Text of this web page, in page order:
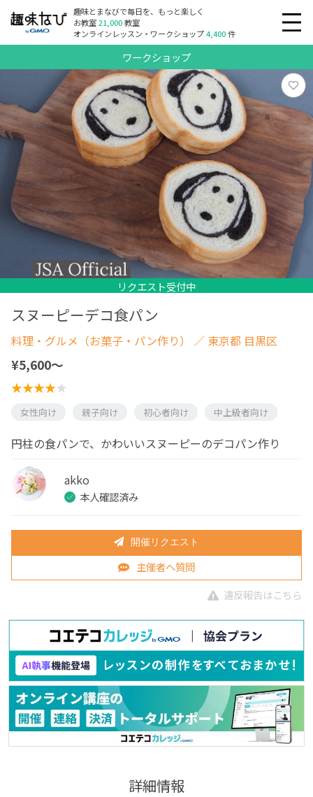
趣味とまなびで毎日を、もっと楽しく
お教室21,000教室
オンラインレッスン・ワークショップ4,400件
ワークショップ
リクエスト受付中
リクエスト受付中
スヌーピーデコ食パン
料理・グルメ（お菓子・パン作り） ／ 東京都 目黒区
¥5,600〜
女性向け 親子向け 初心者向け 中上級者向け
円柱の食パンで、かわいいスヌーピーのデコパン作り
akko
本人確認済み
開催リクエスト
主催者へ質問
違反報告はこちら
詳細情報